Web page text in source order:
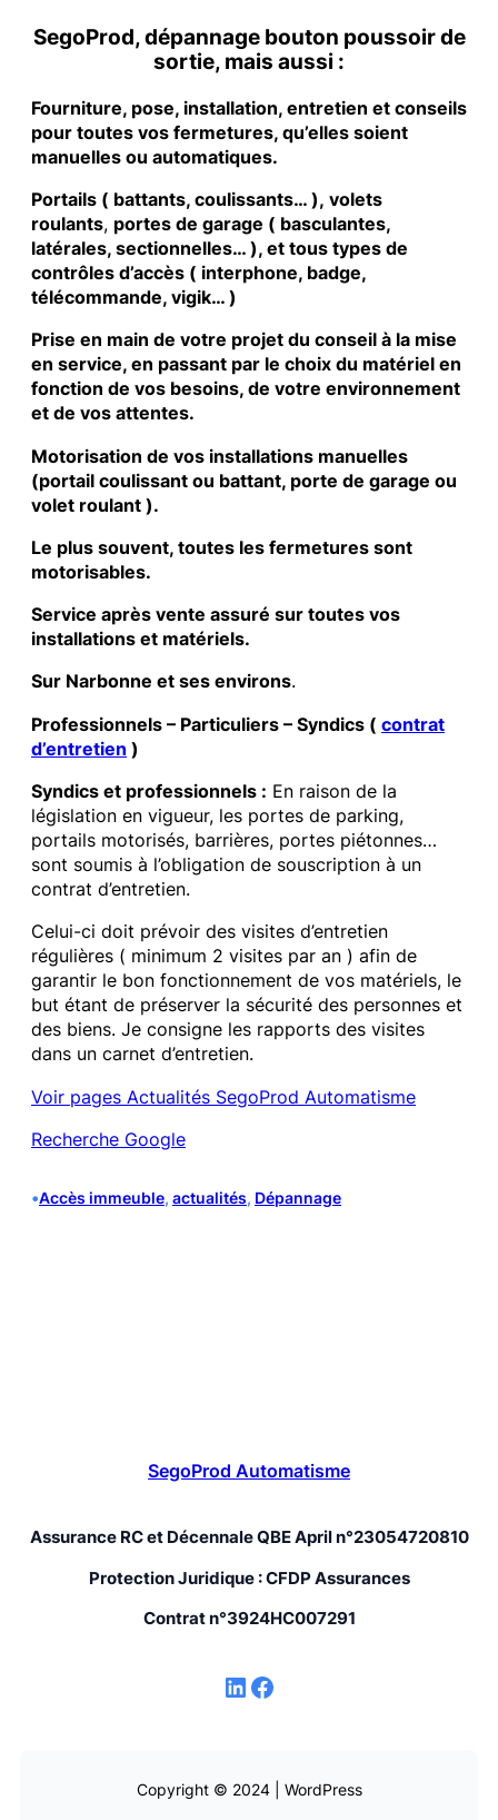
SegoProd, dépannage bouton poussoir de
sortie, mais aussi :
Fourniture, pose, installation, entretien et conseils
pour toutes vos fermetures, qu’elles soient
manuelles ou automatiques.
Portails ( battants, coulissants… ), volets
roulants, portes de garage ( basculantes,
latérales, sectionnelles… ), et tous types de
contrôles d’accès ( interphone, badge,
télécommande, vigik… )
Prise en main de votre projet du conseil à la mise
en service, en passant par le choix du matériel en
fonction de vos besoins, de votre environnement
et de vos attentes.
Motorisation de vos installations manuelles
(portail coulissant ou battant, porte de garage ou
volet roulant ).
Le plus souvent, toutes les fermetures sont
motorisables.
Service après vente assuré sur toutes vos
installations et matériels.
Sur Narbonne et ses environs.
Professionnels – Particuliers – Syndics ( contrat
d’entretien )
Syndics et professionnels : En raison de la
législation en vigueur, les portes de parking,
portails motorisés, barrières, portes piétonnes…
sont soumis à l’obligation de souscription à un
contrat d’entretien.
Celui-ci doit prévoir des visites d’entretien
régulières ( minimum 2 visites par an ) afin de
garantir le bon fonctionnement de vos matériels, le
but étant de préserver la sécurité des personnes et
des biens. Je consigne les rapports des visites
dans un carnet d’entretien.
Voir pages Actualités SegoProd Automatisme
Recherche Google
•Accès immeuble, actualités, Dépannage
SegoProd Automatisme
Assurance RC et Décennale QBE April n°23054720810
Protection Juridique : CFDP Assurances
Contrat n°3924HC007291
LinkedIn Facebook
Copyright © 2024 | WordPress